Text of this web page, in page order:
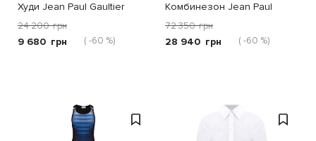
Худи Jean Paul Gaultier
чёрное
24 200 грн
9 680 грн ( -60 %)
Комбинезон Jean Paul
Gaultier чёрный
72 350 грн
28 940 грн ( -60 %)